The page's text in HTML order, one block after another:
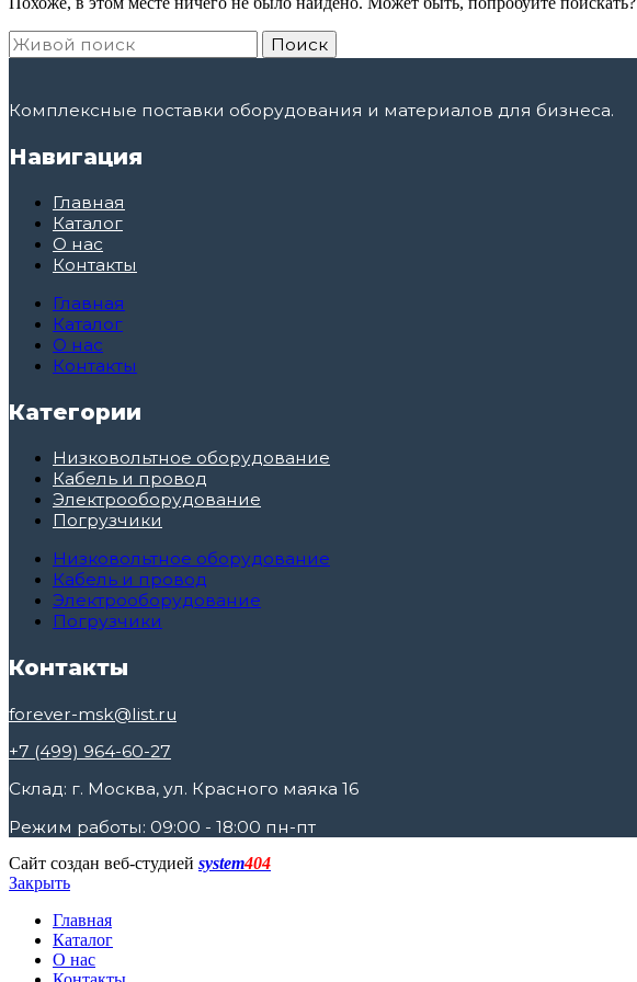
Поиск
Комплексные поставки оборудования и материалов для бизнеса.
Навигация
Главная
Каталог
О нас
Контакты
Главная
Каталог
О нас
Контакты
Категории
Низковольтное оборудование
Кабель и провод
Электрооборудование
Погрузчики
Низковольтное оборудование
Кабель и провод
Электрооборудование
Погрузчики
Контакты
forever-msk@list.ru
+7 (499) 964-60-27
Склад: г. Москва, ул. Красного маяка 16
Режим работы: 09:00 - 18:00 пн-пт
Сайт создан веб-студией system404
Закрыть
Главная
Каталог
О нас